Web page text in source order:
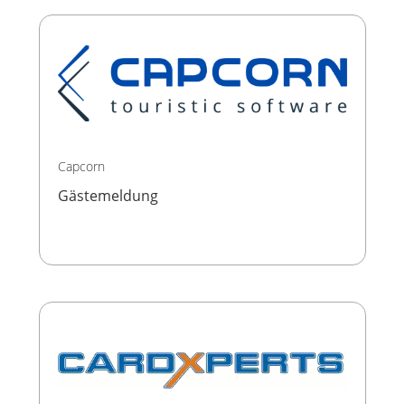
Capcorn
Gästemeldung